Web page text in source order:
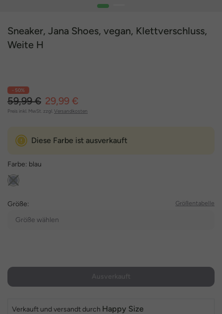
1
Sneaker, Jana Shoes, vegan, Klettverschluss,
Weite H
- 50%
59,99 € 29,99 €
Preis inkl. MwSt. zzgl. Versandkosten
Diese Farbe ist ausverkauft
Farbe: blau
Größe: Größentabelle
Größe wählen
Verkauft und versandt durch Happy Size